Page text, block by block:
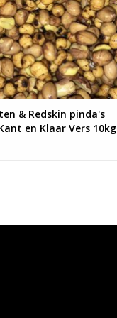
& Redskin pinda's
en Klaar Vers 10kg